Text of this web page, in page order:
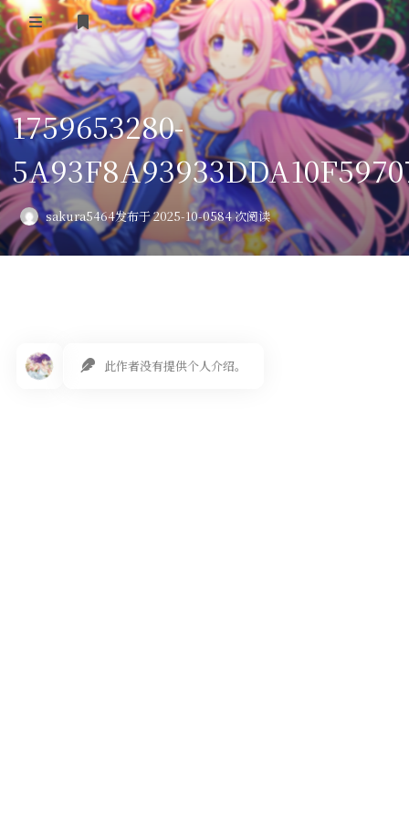
首页
VPS评测
AI绘画
教程
图库
登录
1759653280-
sakura5464发布于 2025-10-0584 次阅读
此作者没有提供个人介绍。